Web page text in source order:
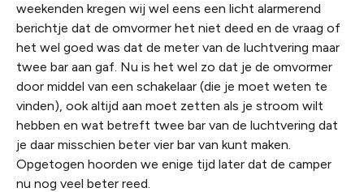
weekenden kregen wij wel eens een licht alarmerend
berichtje dat de omvormer het niet deed en de vraag of
het wel goed was dat de meter van de luchtvering maar
twee bar aan gaf. Nu is het wel zo dat je de omvormer
door middel van een schakelaar (die je moet weten te
vinden), ook altijd aan moet zetten als je stroom wilt
hebben en wat betreft twee bar van de luchtvering dat
je daar misschien beter vier bar van kunt maken.
Opgetogen hoorden we enige tijd later dat de camper
nu nog veel beter reed.